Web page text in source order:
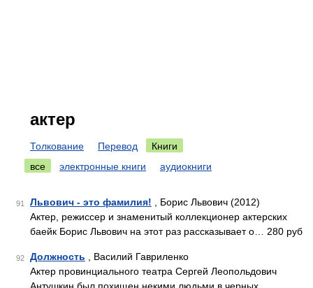
актер
Толкование Перевод
Книги
все
электронные книги аудиокниги
91 Львович - это фамилия! , Борис Львович (2012)
Актер, режиссер и знаменитый коллекционер актерских
баейк Борис Львович на этот раз рассказывает о… 280 руб
92 Должность , Василий Гавриленко
Актер провинциального театра Сергей Леопольдович